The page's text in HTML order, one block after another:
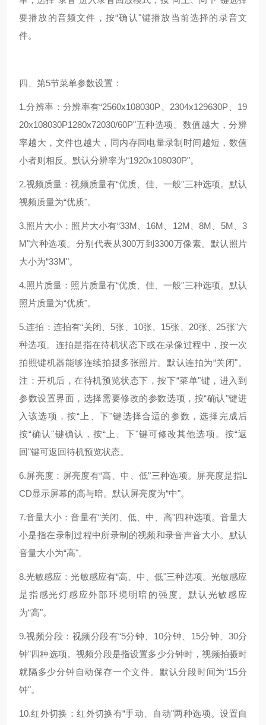
要播放的音频文件，按“确认"键播放当前选择的录音文
件。
四、第5节菜单参数设置：
1.分辨率：分辨率有“2560x108030P、2304x129630P、19
20x108030P1280x72030/60P"五种选项。数值越大，分辨
率越大，文件也越大，同内存同电量录制时间越短，数值
小者则相反。默认分辨率为“1920x108030P"。
2.视频质量：视频质量有“优质、佳、一般"三种选项。默认
视频质量为“优质"。
3.照片大小：照片大小有“33M、16M、12M、8M、5M、3
M"六种选项。分别代表从300万到3300万像素。默认照片
大小为“33M"。
4.照片质量：照片质量有“优质、佳、一般"三种选项。默认
照片质量为“优质"。
5.连拍：连拍有“关闭、5张、10张、15张、20张、25张"六
种选项。连拍是指在待机状态下或在录像过程中，按一次
拍照键机器能够连续拍摄多张照片。默认连拍为“关闭"。
注：开机后，在待机预览状态下，按下“菜单"键，进入到
参数设置界面，选择需要修改的参数选项，按“确认"键进
入该选项，按“上、下"键选择合适的参数，选择完成后
按“确认"键确认，按“上、下"键可修改其他选项。按“返
回"键可返回待机预览状态。
6.屏亮度：屏亮度有“高、中、低"三种选项。屏亮度是指L
CD显示屏幕的高与暗。默认屏亮度为“中"。
7.音量大小：音量有“关闭、低、中、高"四种选项。音量大
小是指在录制过程中所录制的视频和录音声音大小。默认
音量大小为“高"。
8.光敏感应：光敏感应有“高、中、低"三种选项。光敏感应
是指感光灯感应外部环境明暗的强度。默认光敏感应
为“高"。
9.视频分段：视频分段有“5分钟、10分钟、15分钟、30分
钟"四种选项。视频分段是指设置多少分钟时，视频拍摄时
就隔多少分钟自动保存一个文件。默认分段时间为“15分
钟"。
10.红外切换：红外切换有“手动、自动"两种选项。设置自